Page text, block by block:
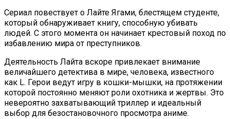
Сериал повествует о Лайте Ягами, блестящем студенте,
который обнаруживает книгу, способную убивать
людей. С этого момента он начинает крестовый поход по
избавлению мира от преступников.
Деятельность Лайта вскоре привлекает внимание
величайшего детектива в мире, человека, известного
как L. Герои ведут игру в кошки-мышки, на протяжении
которой постоянно меняют роли охотника и жертвы. Это
невероятно захватывающий триллер и идеальный
выбор для безостановочного просмотра аниме.